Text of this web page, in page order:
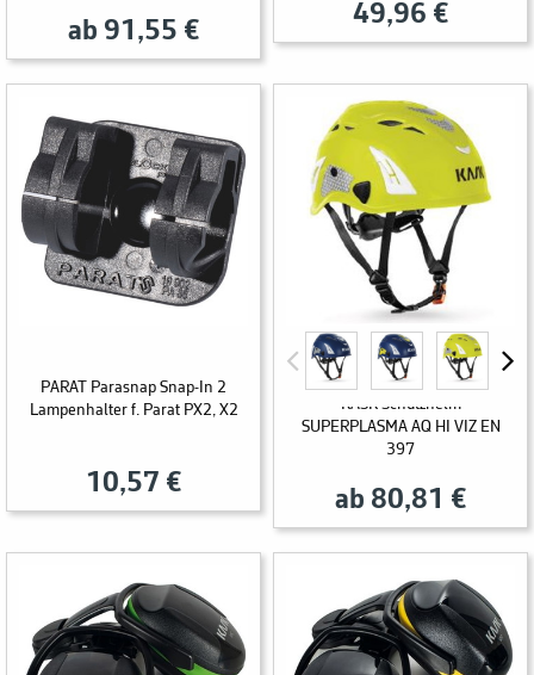
ab 91,55 €
49,96 €
PARAT Parasnap Snap-In 2
Lampenhalter f. Parat PX2, X2
10,57 €
KASK Schutzhelm
SUPERPLASMA AQ HI VIZ EN
397
ab 80,81 €